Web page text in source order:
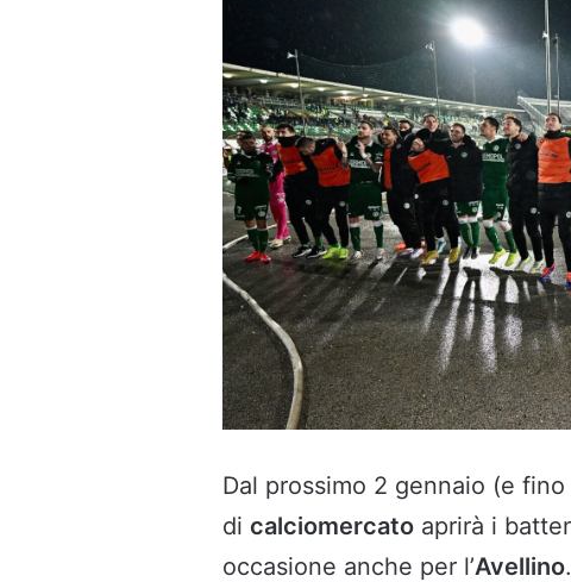
Dal prossimo 2 gennaio (e
di calciomercato aprirà i
occasione anche per l’Avellino